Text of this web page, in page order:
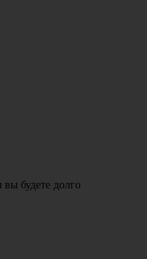
вы будете долго